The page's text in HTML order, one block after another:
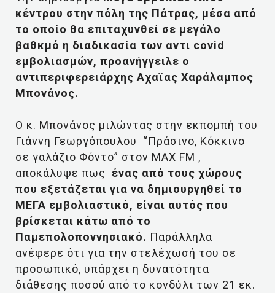
κέντρου στην πόλη της Πάτρας, μέσα από
το οποίο θα επιταχυνθεί σε μεγάλο
βαθκμό η διαδικασία των αντι covid
εμβολιασμών, προανήγγειλε ο
αντιπεριφερειάρχης Αχαϊας Χαράλαμπος
Μπονάνος.
Ο κ. Μπονάνος μιλώντας στην εκπομπή του
Γιάννη Γεωργόπουλου “Πράσινο, Κόκκινο
σε γαλάζιο Φόντο” στον MAX FM ,
αποκάλυψε πως ένας από τους χώρους
που εξετάζεται για να δημιουργηθεί το
ΜΕΓΑ εμβολιαστικό, είναι αυτός που
βρίσκεται κάτω από το
Παμεπολοποννησιακό. Παράλληλα
ανέφερε ότι για την στελέχωσή του σε
προσωπικό, υπάρχει η δυνατότητα
διάθεσης ποσού από το κονδύλι των 21 εκ.